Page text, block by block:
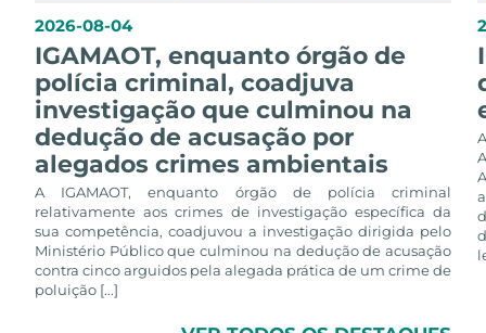
2026-08-04
IGAMAOT, enquanto órgão de
polícia criminal, coadjuva
investigação que culminou na
dedução de acusação por
alegados crimes ambientais
A IGAMAOT, enquanto órgão de polícia criminal
relativamente aos crimes de investigação específica da
sua competência, coadjuvou a investigação dirigida pelo
Ministério Público que culminou na dedução de acusação
contra cinco arguidos pela alegada prática de um crime de
poluição [...]